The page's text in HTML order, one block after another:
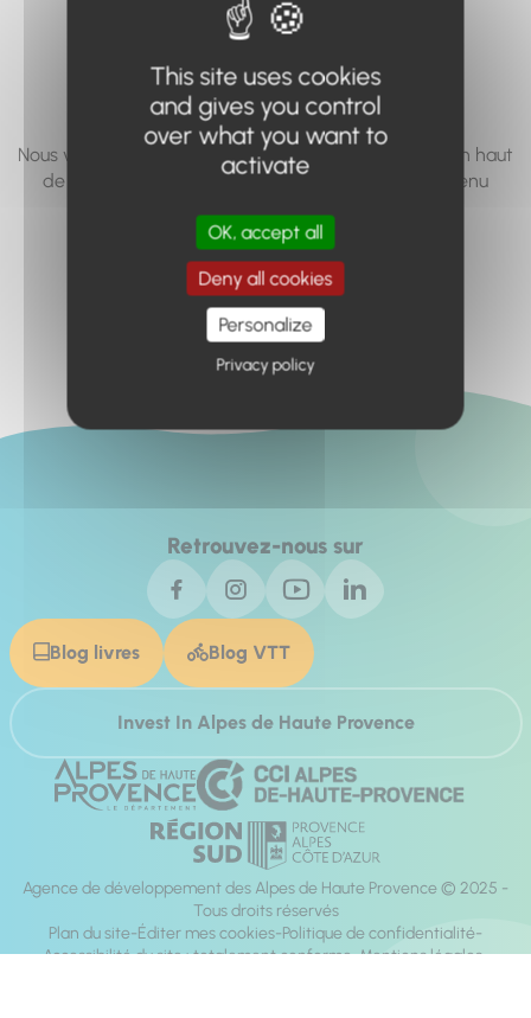
accéder n'existe
pas... ou plus.
Nous vous invitons à utiliser le moteur de recherche en haut
de page, ou à utiliser le menu pour trouver le contenu
Retour à l'accueil
Retrouvez-nous sur
Blog livres Blog VTT
Invest In Alpes de Haute Provence
Agence de développement des Alpes de Haute Provence © 2025 -
Tous droits réservés
Plan du site Éditer mes cookies Politique de confidentialité
Accessibilité du site : totalement conforme Mentions légales
This site uses cookies
and gives you control
over what you want to
activate
OK, accept all
Deny all cookies
Personalize
Privacy policy